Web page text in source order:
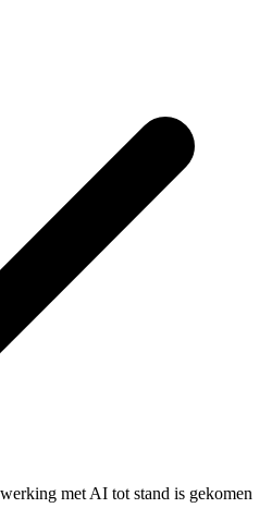
met AI tot stand is gekomen